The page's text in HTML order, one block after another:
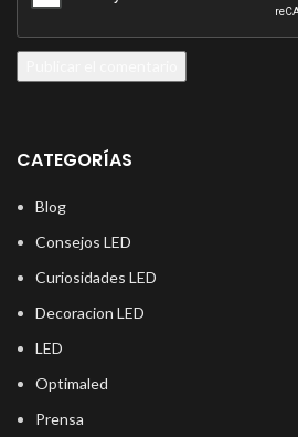
CATEGORÍAS
Blog
Consejos LED
Curiosidades LED
Decoracion LED
LED
Optimaled
Prensa